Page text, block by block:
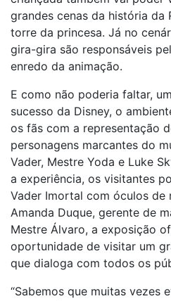
grandes cenas da história da
torre da princesa. Já no
gira-gira são responsáveis
enredo da animação.
E como não poderia faltar,
sucesso da Disney, o
os fãs com a representação
personagens marcantes do
Vader, Mestre Yoda e Luke
a experiência, os visitantes
Vader Imortal com óculos de
Amanda Duque, gerente de
Mestre Álvaro, a exposição
oportunidade de visitar um
que dialoga com todos os
“Sabemos que muitas vezes